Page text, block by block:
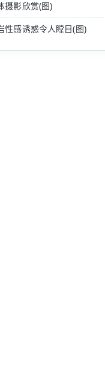
摄影欣赏(图)
性感诱惑令人瞠目(图)